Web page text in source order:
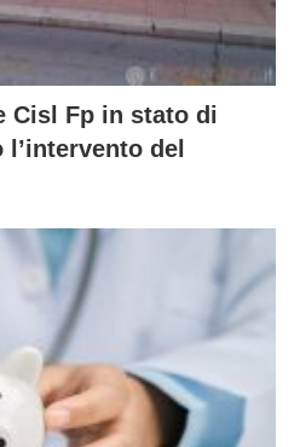
Cisl Fp in stato di
del